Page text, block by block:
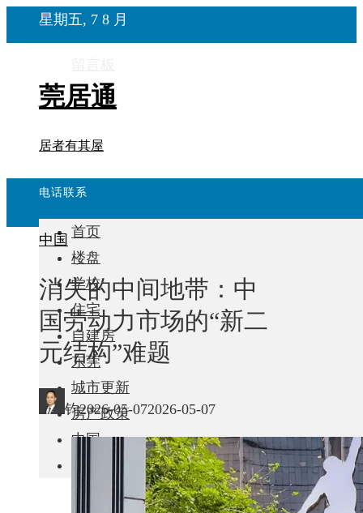
星期五, 7 8 月
莞居通
居者有其屋
电话联系
首页
楼盘
学校
住宅
自建房
东莞
城市更新
房产政策
中国
中国
消失的中间地带：中
国劳动力市场的“新二
元结构”难题
钧2026-05-072026-05-07